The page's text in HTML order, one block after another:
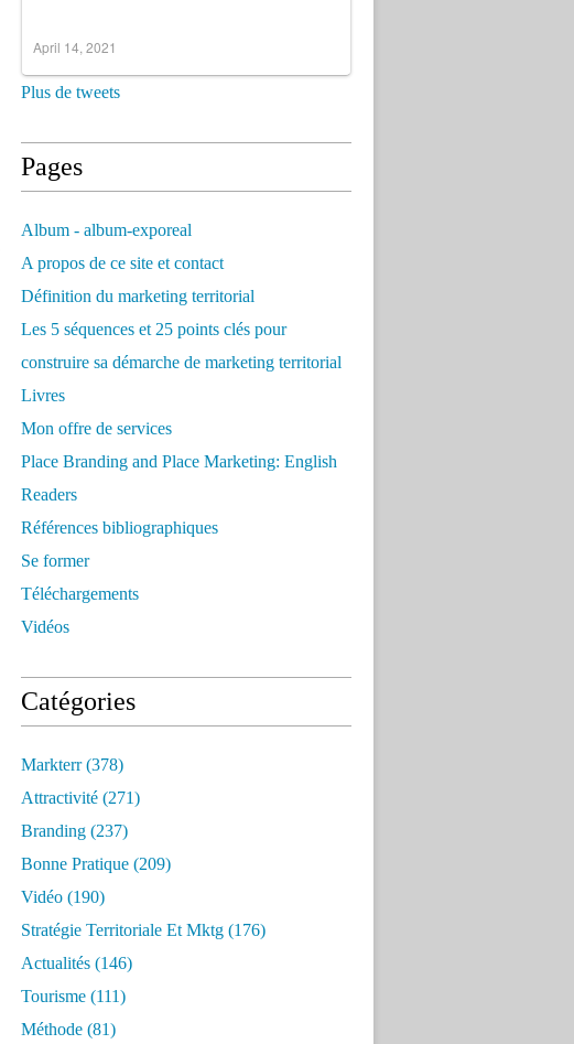
April 14, 2021
Plus de tweets
Pages
Album - album-exporeal
A propos de ce site et contact
Définition du marketing territorial
Les 5 séquences et 25 points clés pour
construire sa démarche de marketing territorial
Livres
Mon offre de services
Place Branding and Place Marketing: English
Readers
Références bibliographiques
Se former
Téléchargements
Vidéos
Catégories
Markterr(378)
Attractivité (271)
Branding (237)
Bonne Pratique (209)
Vidéo (190)
Stratégie Territoriale Et Mktg (176)
Actualités (146)
Tourisme (111)
Méthode (81)